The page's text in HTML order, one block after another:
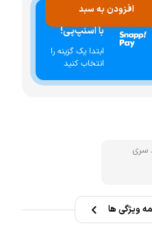
افزودن به سبد
خرید اقساطی
با اسنپ‌پی!
ابتدا یک گزینه را
انتخاب کنید
سری
ویژگی ها